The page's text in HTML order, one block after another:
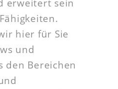
erweitert sein
hier für Sie
und
den Bereichen